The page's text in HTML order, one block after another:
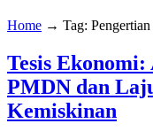
Home → Tag:
Tesis
PMDN dan
Kemiskinan